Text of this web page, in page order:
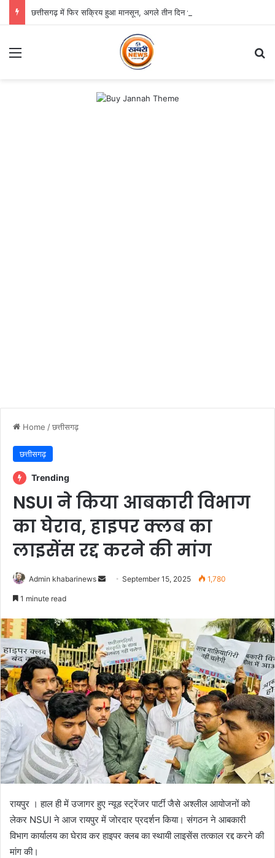
छत्तीसगढ़ में फिर सक्रिय हुआ मानसून, अगले तीन दिन भारी बारिश का अलर्ट
Menu
Home /छत्तीसगढ़
छत्तीसगढ़
Trending
NSUI ने किया आबकारी विभाग
का घेराव, हाइपर क्लब का
लाइसेंस रद्द करने की मांग
Admin khabarinews
Send September 15, 2025 1,780
1 minute read
रायपुर । हाल ही में उजागर हुए न्यूड स्ट्रेंजर पार्टी जैसे अश्लील आयोजनों को
लेकर NSUI ने आज रायपुर में जोरदार प्रदर्शन किया। संगठन ने आबकारी
विभाग कार्यालय का घेराव कर हाइपर क्लब का स्थायी लाइसेंस तत्काल रद्द करने की
मांग की।